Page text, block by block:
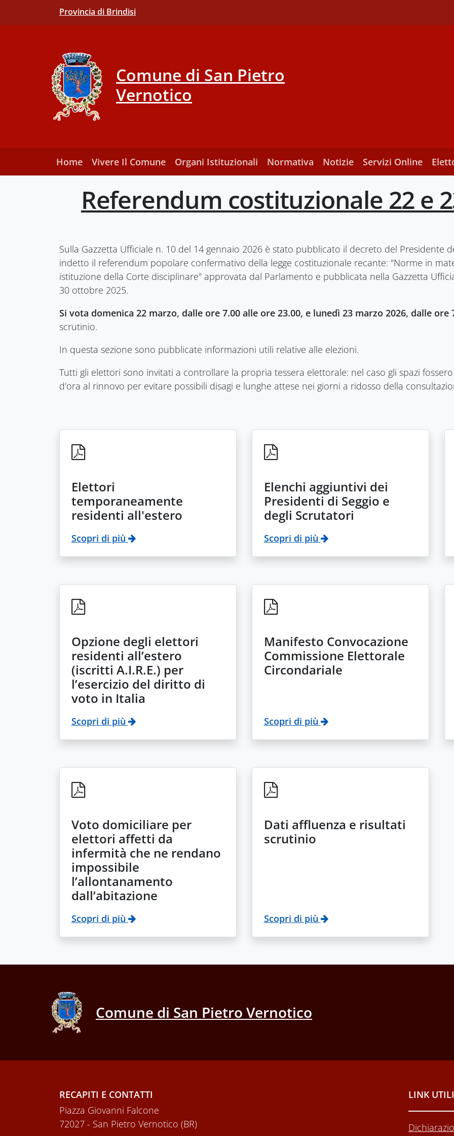
Provincia di Brindisi
Comune di San Pietro
Vernotico
Home Vivere Il Comune Organi Istituzionali Normativa Notizie Servizi Online
Referendum costituzionale 22 e
Sulla Gazzetta Ufficiale n. 10 del 14 gennaio 2026 è stato pubblicato il decreto del Presidente
indetto il referendum popolare confermativo della legge costituzionale recante: "Norme in
istituzione della Corte disciplinare" approvata dal Parlamento e pubblicata nella Gazzetta
30 ottobre 2025.
Si vota domenica 22 marzo, dalle ore 7.00 alle ore 23.00, e lunedì 23 marzo 2026, dalle ore
scrutinio.
In questa sezione sono pubblicate informazioni utili relative alle elezioni.
Tutti gli elettori sono invitati a controllare la propria tessera elettorale: nel caso gli spazi
d'ora al rinnovo per evitare possibili disagi e lunghe attese nei giorni a ridosso della
Elettori
temporaneamente
residenti all'estero
Scopri di più
Elenchi aggiuntivi dei
Presidenti di Seggio e
degli Scrutatori
Scopri di più
Opzione degli elettori
residenti all’estero
(iscritti A.I.R.E.) per
l’esercizio del diritto di
voto in Italia
Scopri di più
Manifesto Convocazione
Commissione Elettorale
Circondariale
Scopri di più
Voto domiciliare per
elettori affetti da
infermità che ne rendano
impossibile
l’allontanamento
dall’abitazione
Scopri di più
Dati affluenza e risultati
scrutinio
Scopri di più
Comune di San Pietro Vernotico
RECAPITI E CONTATTI
Piazza Giovanni Falcone
72027 - San Pietro Vernotico (BR)
LINK UTILI